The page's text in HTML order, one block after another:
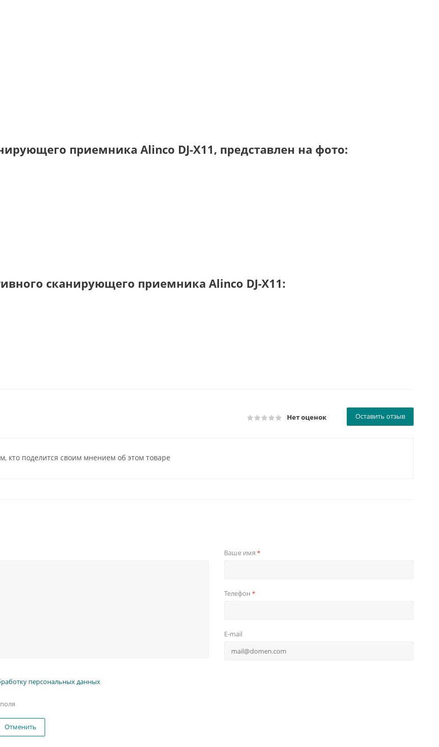
приемника Alinco DJ-X11, представлен на фото:
сканирующего приемника Alinco DJ-X11:
Нет оценок Оставить отзыв
кто поделится своим мнением об этом товаре
Ваше имя *
Телефон *
E-mail
персональных данных
Отменить